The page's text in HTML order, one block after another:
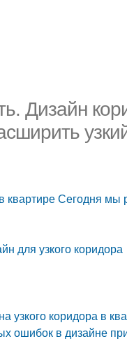
Дизайн
квартире Сегодня
для узкого коридора
узкого коридора в
ошибок в дизайне